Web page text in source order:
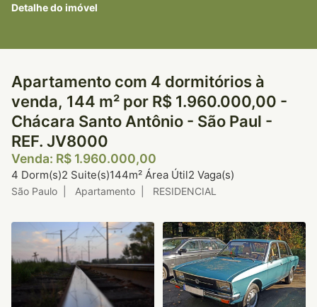
Detalhe do imóvel
Apartamento com 4 dormitórios à
venda, 144 m² por R$ 1.960.000,00 -
Chácara Santo Antônio - São Paul -
REF. JV8000
Venda: R$ 1.960.000,00
4 Dorm(s)2 Suite(s)144m² Área Útil2 Vaga(s)
São Paulo | Apartamento | RESIDENCIAL